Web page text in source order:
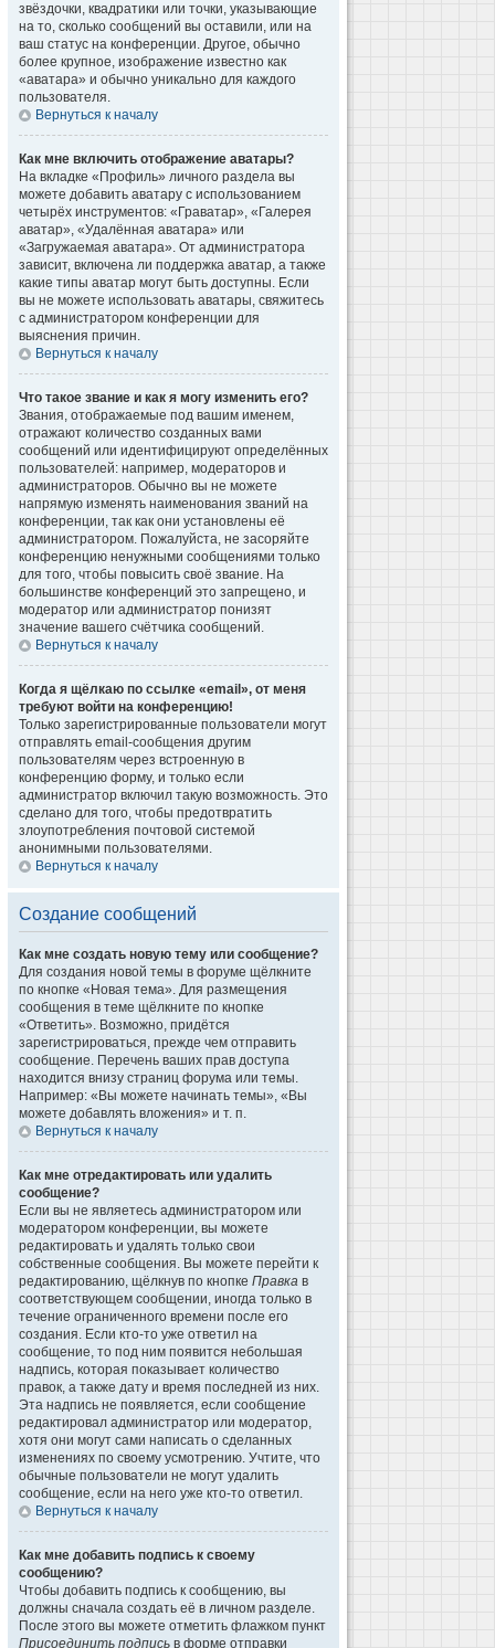
звёздочки, квадратики или точки, указывающие
на то, сколько сообщений вы оставили, или на
ваш статус на конференции. Другое, обычно
более крупное, изображение известно как
«аватара» и обычно уникально для каждого
пользователя.
Вернуться к началу
Как мне включить отображение аватары?
На вкладке «Профиль» личного раздела вы
можете добавить аватару с использованием
четырёх инструментов: «Граватар», «Галерея
аватар», «Удалённая аватара» или
«Загружаемая аватара». От администратора
зависит, включена ли поддержка аватар, а также
какие типы аватар могут быть доступны. Если
вы не можете использовать аватары, свяжитесь
с администратором конференции для
выяснения причин.
Вернуться к началу
Что такое звание и как я могу изменить его?
Звания, отображаемые под вашим именем,
отражают количество созданных вами
сообщений или идентифицируют определённых
пользователей: например, модераторов и
администраторов. Обычно вы не можете
напрямую изменять наименования званий на
конференции, так как они установлены её
администратором. Пожалуйста, не засоряйте
конференцию ненужными сообщениями только
для того, чтобы повысить своё звание. На
большинстве конференций это запрещено, и
модератор или администратор понизят
значение вашего счётчика сообщений.
Вернуться к началу
Когда я щёлкаю по ссылке «email», от меня
требуют войти на конференцию!
Только зарегистрированные пользователи могут
отправлять email-сообщения другим
пользователям через встроенную в
конференцию форму, и только если
администратор включил такую возможность. Это
сделано для того, чтобы предотвратить
злоупотребления почтовой системой
анонимными пользователями.
Вернуться к началу
Создание сообщений
Как мне создать новую тему или сообщение?
Для создания новой темы в форуме щёлкните
по кнопке «Новая тема». Для размещения
сообщения в теме щёлкните по кнопке
«Ответить». Возможно, придётся
зарегистрироваться, прежде чем отправить
сообщение. Перечень ваших прав доступа
находится внизу страниц форума или темы.
Например: «Вы можете начинать темы», «Вы
можете добавлять вложения» и т. п.
Вернуться к началу
Как мне отредактировать или удалить
сообщение?
Если вы не являетесь администратором или
модератором конференции, вы можете
редактировать и удалять только свои
собственные сообщения. Вы можете перейти к
редактированию, щёлкнув по кнопке Правка в
соответствующем сообщении, иногда только в
течение ограниченного времени после его
создания. Если кто-то уже ответил на
сообщение, то под ним появится небольшая
надпись, которая показывает количество
правок, а также дату и время последней из них.
Эта надпись не появляется, если сообщение
редактировал администратор или модератор,
хотя они могут сами написать о сделанных
изменениях по своему усмотрению. Учтите, что
обычные пользователи не могут удалить
сообщение, если на него уже кто-то ответил.
Вернуться к началу
Как мне добавить подпись к своему
сообщению?
Чтобы добавить подпись к сообщению, вы
должны сначала создать её в личном разделе.
После этого вы можете отметить флажком пункт
Присоединить подпись в форме отправки